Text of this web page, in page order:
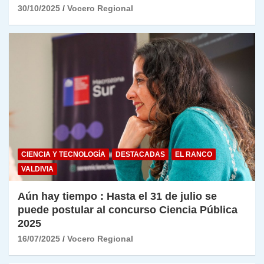
30/10/2025 Vocero Regional
CIENCIA Y TECNOLOGÍA DESTACADAS
EL RANCO
VALDIVIA
Aún hay tiempo : Hasta el 31 de julio se
puede postular al concurso Ciencia Pública
2025
16/07/2025 Vocero Regional